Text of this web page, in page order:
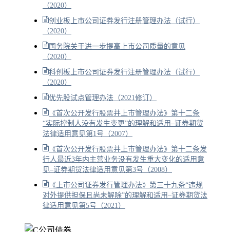
（2020）
创业板上市公司证券发行注册管理办法（试行）
（2020）
国务院关于进一步提高上市公司质量的意见
（2020）
科创板上市公司证券发行注册管理办法（试行）
（2020）
优先股试点管理办法（2021修订）
《首次公开发行股票并上市管理办法》第十二条
“实际控制人没有发生变更”的理解和适用–证券期货
法律适用意见第1号（2007）
《首次公开发行股票并上市管理办法》第十二条发
行人最近3年内主营业务没有发生重大变化的适用意
见–证券期货法律适用意见第3号（2008）
《上市公司证券发行管理办法》第三十九条“违规
对外提供担保且尚未解除”的理解和适用–证券期货法
律适用意见第5号（2021）